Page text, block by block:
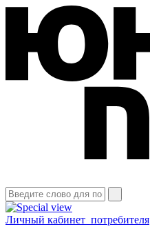
Личный кабинет потребителя